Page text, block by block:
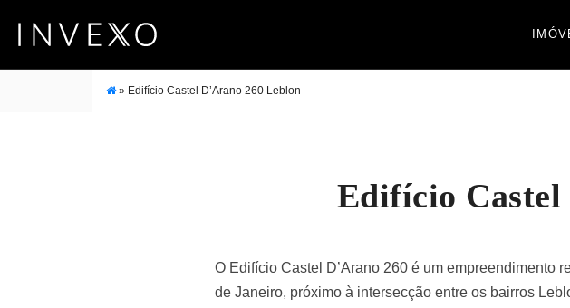
» Edifício Castel D’Arano 260 Leblon
Edifício Castel
O Edifício Castel D’Arano 260 é um empreendimento
de Janeiro, próximo à intersecção entre os bairros